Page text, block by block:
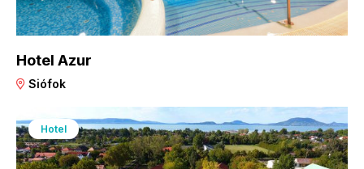
Hotel Azur
Siófok
Hotel